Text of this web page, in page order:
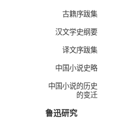
古籍序跋集
汉文学史纲要
译文序跋集
中国小说史略
中国小说的历史
的变迁
鲁迅研究